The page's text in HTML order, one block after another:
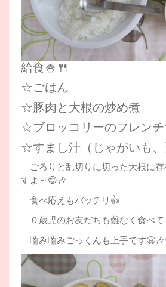
給食🍚🍴
☆ごはん
☆豚肉と大根の炒め煮
☆ブロッコリーのフレン
☆すまし汁（じゃがいも、
ごろりと乱切りに切った大根に
すよ～😊🎶
食べ応えもバッチリ👍
０歳児のお友だちも難なく食べ
嚙み嚙みごっくんも上手です